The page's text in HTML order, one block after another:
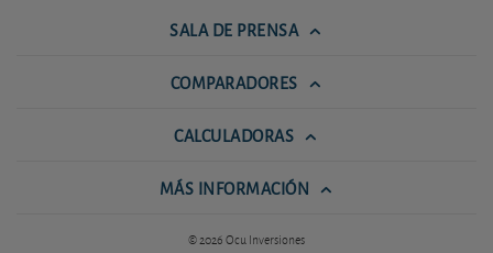
SALA DE PRENSA
COMPARADORES
CALCULADORAS
MÁS INFORMACIÓN
© 2026 Ocu Inversiones